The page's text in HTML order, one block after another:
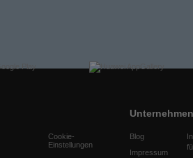
Cookie-
Einstellungen
Unternehmen
Blog
Impressum